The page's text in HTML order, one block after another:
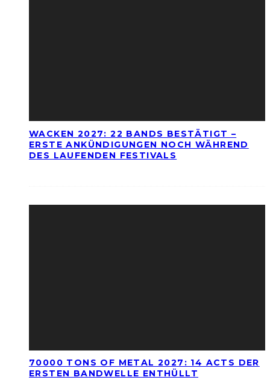
WACKEN 2027: 22 BANDS BESTÄTIGT –
ERSTE ANKÜNDIGUNGEN NOCH WÄHREND
DES LAUFENDEN FESTIVALS
70000 TONS OF METAL 2027: 14 ACTS DER
ERSTEN BANDWELLE ENTHÜLLT